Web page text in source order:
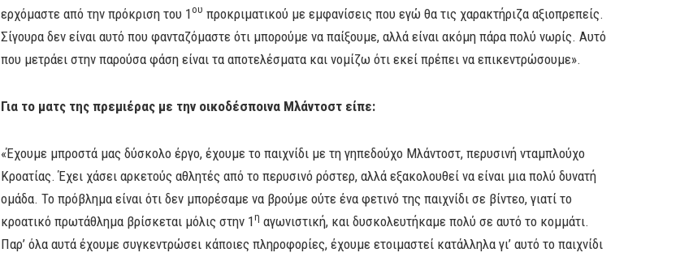
ερχόμαστε από την πρόκριση του 1ου προκριματικού με εμφανίσεις που εγώ θα τις χαρακτήριζα αξιοπρεπείς.
Σίγουρα δεν είναι αυτό που φανταζόμαστε ότι μπορούμε να παίξουμε, αλλά είναι ακόμη πάρα πολύ νωρίς. Αυτό
που μετράει στην παρούσα φάση είναι τα αποτελέσματα και νομίζω ότι εκεί πρέπει να επικεντρώσουμε».
Για το ματς της πρεμιέρας με την οικοδέσποινα Μλάντοστ είπε:
«Έχουμε μπροστά μας δύσκολο έργο, έχουμε το παιχνίδι με τη γηπεδούχο Μλάντοστ, περυσινή νταμπλούχο
Κροατίας. Έχει χάσει αρκετούς αθλητές από το περυσινό ρόστερ, αλλά εξακολουθεί να είναι μια πολύ δυνατή
ομάδα. Το πρόβλημα είναι ότι δεν μπορέσαμε να βρούμε ούτε ένα φετινό της παιχνίδι σε βίντεο, γιατί το
κροατικό πρωτάθλημα βρίσκεται μόλις στην 1η αγωνιστική, και δυσκολευτήκαμε πολύ σε αυτό το κομμάτι.
Παρ’ όλα αυτά έχουμε συγκεντρώσει κάποιες πληροφορίες, έχουμε ετοιμαστεί κατάλληλα γι’ αυτό το παιχνίδι